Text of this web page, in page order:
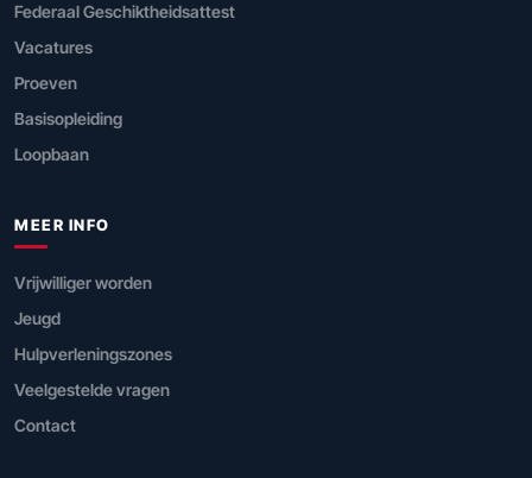
Federaal Geschiktheidsattest
Vacatures
Proeven
Basisopleiding
Loopbaan
MEER INFO
Vrijwilliger worden
Jeugd
Hulpverleningszones
Veelgestelde vragen
Contact